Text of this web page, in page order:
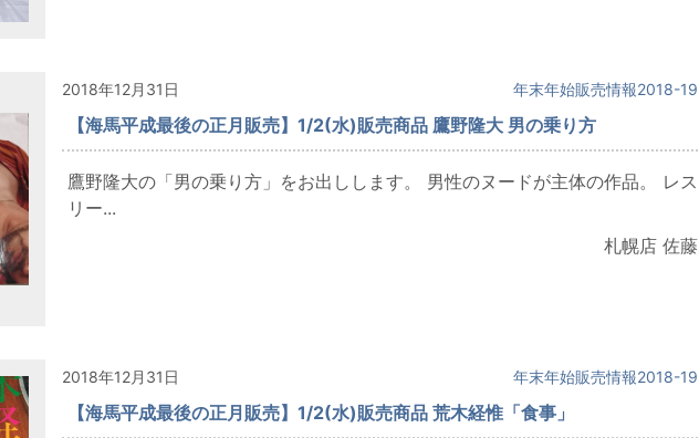
2018年12月31日 年末年始販売情報2018-19
【海馬平成最後の正月販売】1/2(水)販売商品 鷹野隆大 男の乗り方
鷹野隆大の「男の乗り方」をお出しします。 男性のヌードが主体の作品。 レス
リー...
札幌店 佐藤
2018年12月31日 年末年始販売情報2018-19
【海馬平成最後の正月販売】1/2(水)販売商品 荒木経惟「食事」